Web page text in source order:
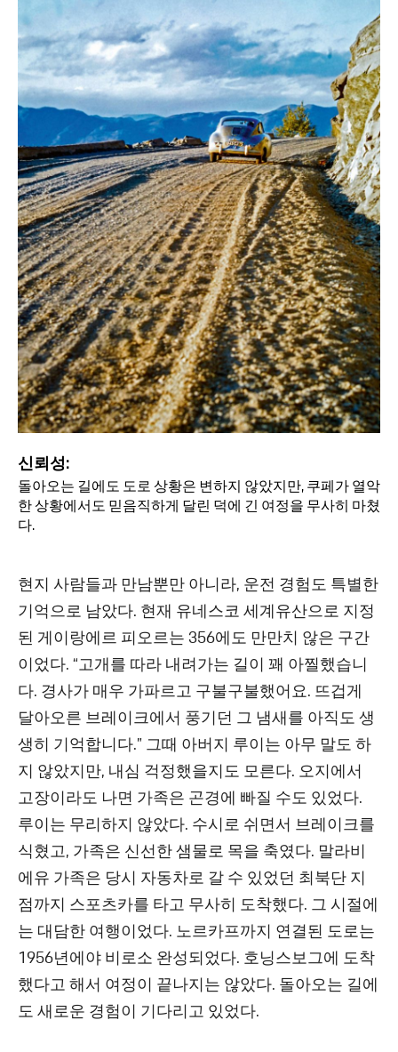
신뢰성:
돌아오는 길에도 도로 상황은 변하지 않았지만, 쿠페가 열악
한 상황에서도 믿음직하게 달린 덕에 긴 여정을 무사히 마쳤
다.
현지 사람들과 만남뿐만 아니라, 운전 경험도 특별한
기억으로 남았다. 현재 유네스코 세계유산으로 지정
된 게이랑에르 피오르는 356에도 만만치 않은 구간
이었다. “고개를 따라 내려가는 길이 꽤 아찔했습니
다. 경사가 매우 가파르고 구불구불했어요. 뜨겁게
달아오른 브레이크에서 풍기던 그 냄새를 아직도 생
생히 기억합니다.” 그때 아버지 루이는 아무 말도 하
지 않았지만, 내심 걱정했을지도 모른다. 오지에서
고장이라도 나면 가족은 곤경에 빠질 수도 있었다.
루이는 무리하지 않았다. 수시로 쉬면서 브레이크를
식혔고, 가족은 신선한 샘물로 목을 축였다. 말라비
에유 가족은 당시 자동차로 갈 수 있었던 최북단 지
점까지 스포츠카를 타고 무사히 도착했다. 그 시절에
는 대담한 여행이었다. 노르카프까지 연결된 도로는
1956년에야 비로소 완성되었다. 호닝스보그에 도착
했다고 해서 여정이 끝나지는 않았다. 돌아오는 길에
도 새로운 경험이 기다리고 있었다.